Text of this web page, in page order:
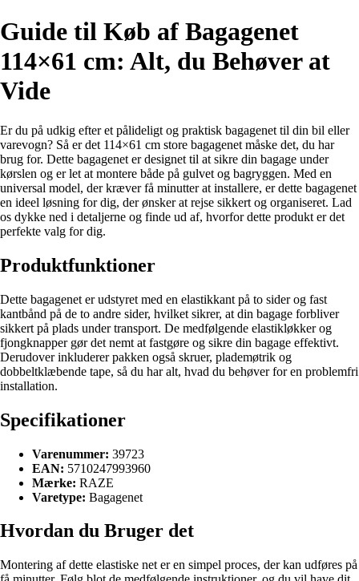
Guide til Køb af Bagagenet
114×61 cm: Alt, du Behøver at
Vide
Er du på udkig efter et pålideligt og praktisk bagagenet til din bil eller
varevogn? Så er det 114×61 cm store bagagenet måske det, du har
brug for. Dette bagagenet er designet til at sikre din bagage under
kørslen og er let at montere både på gulvet og bagryggen. Med en
universal model, der kræver få minutter at installere, er dette bagagenet
en ideel løsning for dig, der ønsker at rejse sikkert og organiseret. Lad
os dykke ned i detaljerne og finde ud af, hvorfor dette produkt er det
perfekte valg for dig.
Produktfunktioner
Dette bagagenet er udstyret med en elastikkant på to sider og fast
kantbånd på de to andre sider, hvilket sikrer, at din bagage forbliver
sikkert på plads under transport. De medfølgende elastikløkker og
fjongknapper gør det nemt at fastgøre og sikre din bagage effektivt.
Derudover inkluderer pakken også skruer, plademøtrik og
dobbeltklæbende tape, så du har alt, hvad du behøver for en problemfri
installation.
Specifikationer
Varenummer: 39723
EAN: 5710247993960
Mærke: RAZE
Varetype: Bagagenet
Hvordan du Bruger det
Montering af dette elastiske net er en simpel proces, der kan udføres på